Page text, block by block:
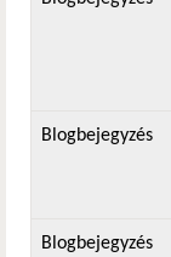
Blogbejegyzés
Blogbejegyzés